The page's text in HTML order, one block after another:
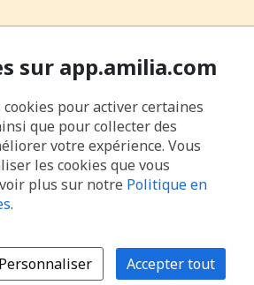
sur app.amilia.com
pour activer certaines
que pour collecter des
votre expérience. Vous
les cookies que vous
plus sur notre Politique en
.
Personnaliser Accepter tout